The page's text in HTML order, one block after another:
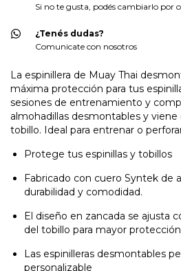
Si no te gusta, podés cambiarlo por
¿Tenés dudas?
Comunicate con nosotros
La espinillera de Muay Thai
máxima protección para tus
sesiones de entrenamiento y
almohadillas desmontables y
tobillo. Ideal para entrenar o
Protege tus espinillas y tobillos
Fabricado con cuero Syntek de
durabilidad y comodidad.
El diseño en zancada se ajusta
del tobillo para mayor
Las espinilleras desmontables
personalizable